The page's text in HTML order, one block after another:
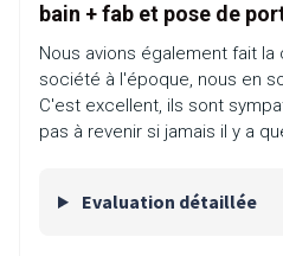
bain + fab et pose de
Nous avions également fait
société à l'époque, nous en
C'est excellent, ils sont
pas à revenir si jamais il y a
Evaluation détaillée